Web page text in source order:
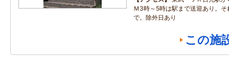
Ｍ3時～5時は駅まで送迎あり。
で。除外日あり
この施